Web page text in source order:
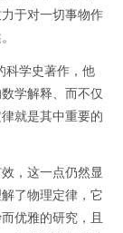
于对一切事物作
科学史著作，他
学解释、而不仅
就是其中重要的
，这一点仍然显
了物理定律，它
优雅的研究，且